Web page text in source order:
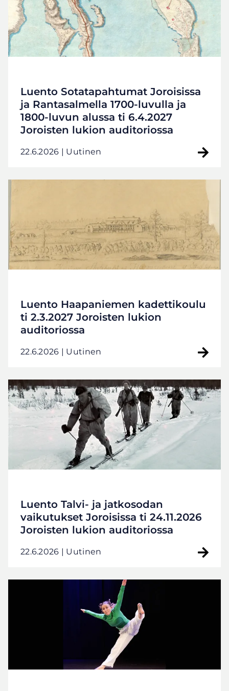
Luento Sotatapahtumat Joroisissa
ja Rantasalmella 1700-luvulla ja
1800-luvun alussa ti 6.4.2027
Joroisten lukion auditoriossa
22.6.2026 | Uutinen
Luento Haapaniemen kadettikoulu
ti 2.3.2027 Joroisten lukion
auditoriossa
22.6.2026 | Uutinen
Luento Talvi- ja jatkosodan
vaikutukset Joroisissa ti 24.11.2026
Joroisten lukion auditoriossa
22.6.2026 | Uutinen